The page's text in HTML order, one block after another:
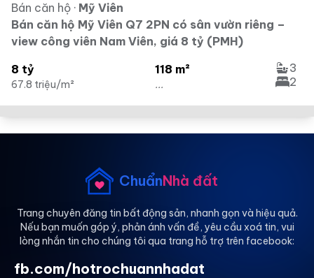
Bán căn hộ · Mỹ Viên
Bán căn hộ Mỹ Viên Q7 2PN có sân vườn riêng –
view công viên Nam Viên, giá 8 tỷ (PMH)
8 tỷ
67.8 triệu/m²
118 m²
...
3
2
ChuẩnNhà đất
Trang chuyên đăng tin bất động sản, nhanh gọn và hiệu quả.
Nếu bạn muốn góp ý, phản ánh vấn đề, yêu cầu xoá tin, vui
lòng nhắn tin cho chúng tôi qua trang hỗ trợ trên facebook:
fb.com/hotrochuannhadat